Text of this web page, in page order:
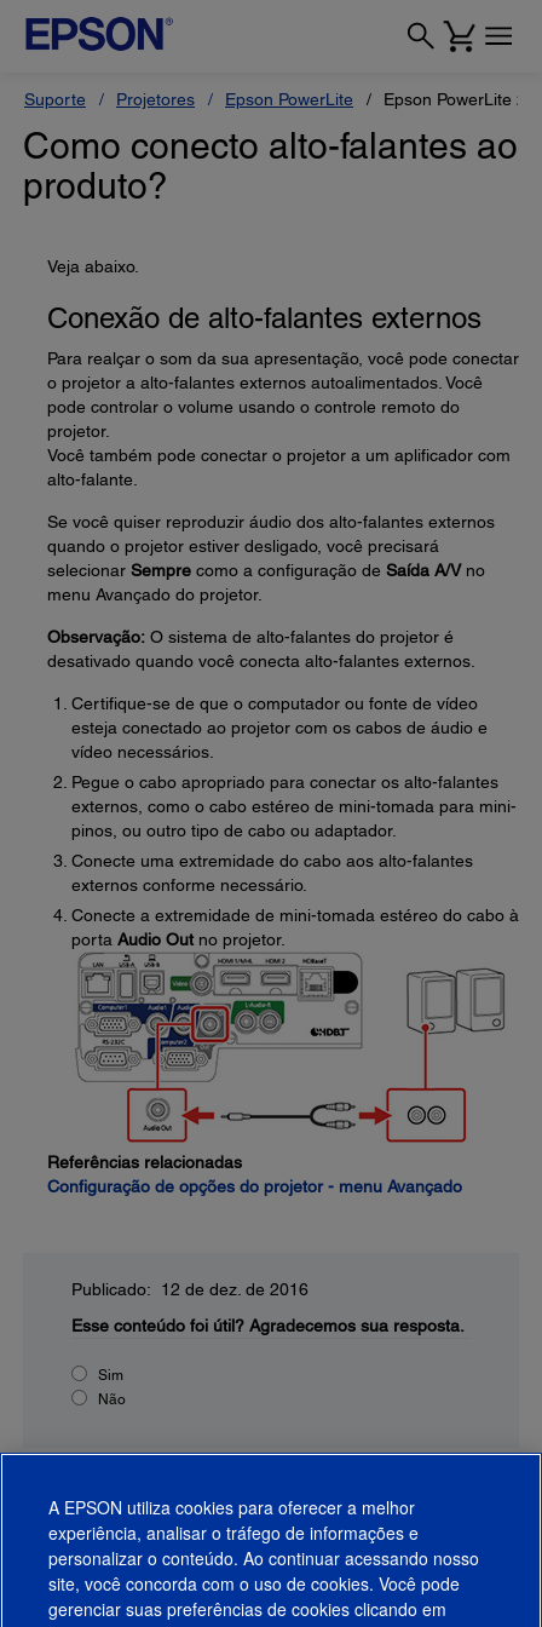
Suporte Projetores Epson PowerLite Epson PowerLite
Como conecto alto-falantes ao
produto?
Veja abaixo.
Conexão de alto-falantes externos
Para realçar o som da sua apresentação, você pode conectar
o projetor a alto-falantes externos autoalimentados. Você
pode controlar o volume usando o controle remoto do
projetor.
Você também pode conectar o projetor a um aplificador com
alto-falante.
Se você quiser reproduzir áudio dos alto-falantes externos
quando o projetor estiver desligado, você precisará
selecionar Sempre como a configuração de Saída A/Vno
menu Avançado do projetor.
Observação: O sistema de alto-falantes do projetor é
desativado quando você conecta alto-falantes externos.
Certifique-se de que o computador ou fonte de vídeo
esteja conectado ao projetor com os cabos de áudio e
vídeo necessários.
Pegue o cabo apropriado para conectar os alto-falantes
externos, como o cabo estéreo de mini-tomada para mini-
pinos, ou outro tipo de cabo ou adaptador.
Conecte uma extremidade do cabo aos alto-falantes
externos conforme necessário.
Conecte a extremidade de mini-tomada estéreo do cabo à
porta Audio Out no projetor.
Referências relacionadas
Configuração de opções do projetor - menu Avançado
Publicado: 12 de dez. de 2016
Esse conteúdo foi útil? Agradecemos sua resposta.
Sim
Não
A EPSON utiliza cookies para oferecer a melhor
experiência, analisar o tráfego de informações e
personalizar o conteúdo. Ao continuar acessando nosso
site, você concorda com o uso de cookies. Você pode
gerenciar suas preferências de cookies clicando em